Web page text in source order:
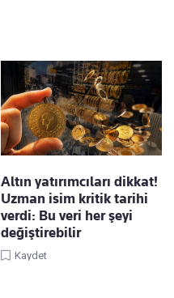
Altın yatırımcıları dikkat!
Uzman isim kritik tarihi
verdi: Bu veri her şeyi
değiştirebilir
Kaydet